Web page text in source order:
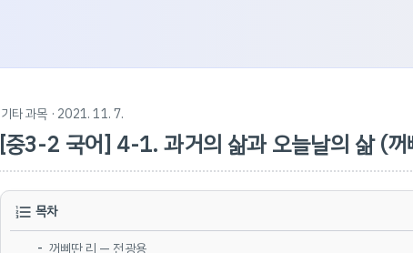
기타 과목 · 2021. 11. 7.
[중3-2 국어] 4-1. 과거의 삶과 오늘날의 삶 (
목차
꺼삐딴 리 — 전광용